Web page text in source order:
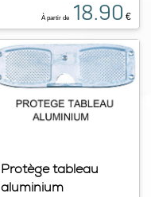
À partir de 18.90 €
Protège tableau
aluminium